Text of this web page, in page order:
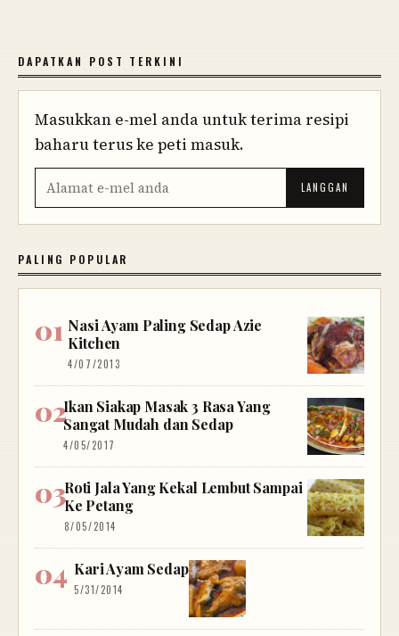
DAPATKAN POST TERKINI
Masukkan e-mel anda untuk terima resipi
baharu terus ke peti masuk.
PALING POPULAR
Nasi Ayam Paling Sedap Azie
Kitchen
4/07/2013
Ikan Siakap Masak 3 Rasa Yang
Sangat Mudah dan Sedap
4/05/2017
Roti Jala Yang Kekal Lembut Sampai
Ke Petang
8/05/2014
Kari Ayam Sedap
5/31/2014